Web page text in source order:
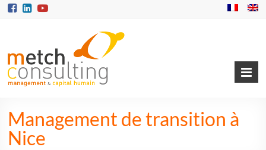
Management de transition à
Nice​